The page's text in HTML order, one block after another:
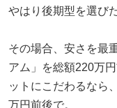
やはり後期型を選び
その場合、安さを最
アム」を総額220万
ットにこだわるなら
万円前後で。